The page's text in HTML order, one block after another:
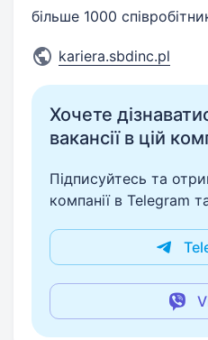
більше 1000
kariera.sbdinc.pl
Хочете
вакансії в цій
Підписуйтесь та
компанії в Telegram